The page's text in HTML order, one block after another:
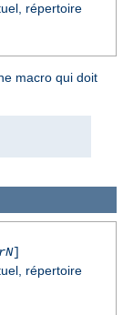
répertoire
macro qui doit
]
répertoire